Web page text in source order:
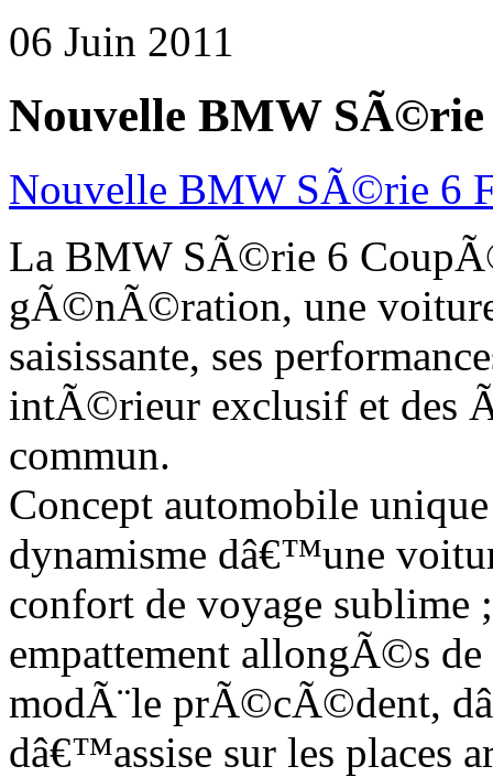
06 Juin 2011
Nouvelle BMW
Nouvelle BMW SÃ©rie 6
La BMW SÃ©rie 6
gÃ©nÃ©ration, une
saisissante, ses
intÃ©rieur exclusif et des
commun.
Concept automobile
dynamisme dâ€™une
confort de voyage sublime
empattement allongÃ©s
modÃ¨le prÃ©cÃ©dent,
dâ€™assise sur les places